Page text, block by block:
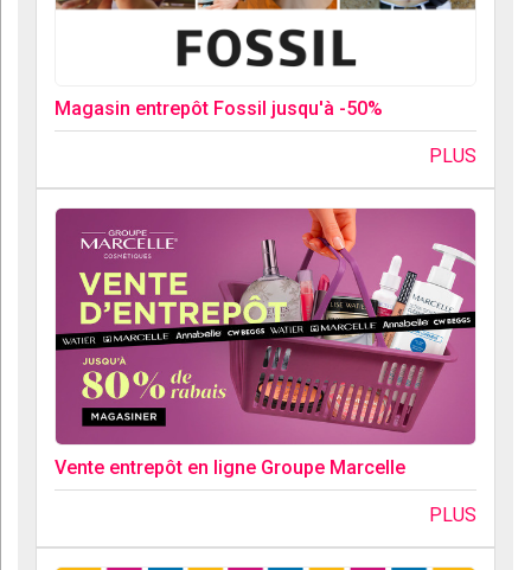
Magasin entrepôt Fossil jusqu'à -50%
PLUS
Vente entrepôt en ligne Groupe Marcelle
PLUS